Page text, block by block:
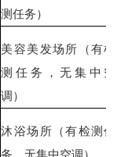
测任务）
美容美发场所（有检
测任务，无集中空
调）
沐浴场所（有检测任
务，无集中空调）